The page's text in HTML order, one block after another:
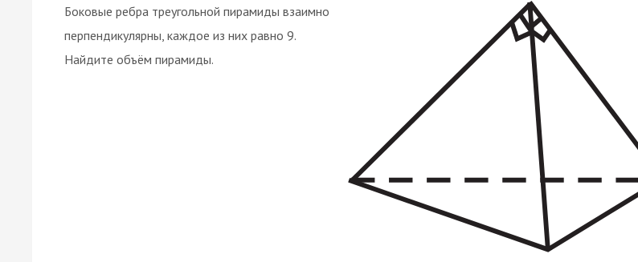
Боковые ребра треугольной пирамиды взаимно
перпендикулярны, каждое из них равно 9.
Найдите объём пирамиды.